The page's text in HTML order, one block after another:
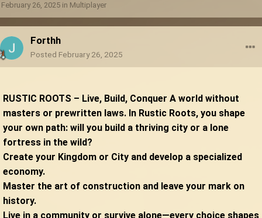
February 26, 2025 in Multiplayer
Forthh
Posted February 26, 2025
RUSTIC ROOTS – Live, Build, Conquer A world without
masters or prewritten laws. In Rustic Roots, you shape
your own path: will you build a thriving city or a lone
fortress in the wild?
Create your Kingdom or City and develop a specialized
economy.
Master the art of construction and leave your mark on
history.
Live in a community or survive alone—every choice shapes